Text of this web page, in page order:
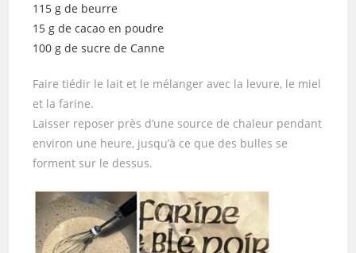
115 g de beurre
15 g de cacao en poudre
100 g de sucre de Canne
Faire tiédir le lait et le mélanger avec la levure, le miel
et la farine.
Laisser reposer près d’une source de chaleur pendant
environ une heure, jusqu’à ce que des bulles se
forment sur le dessus.